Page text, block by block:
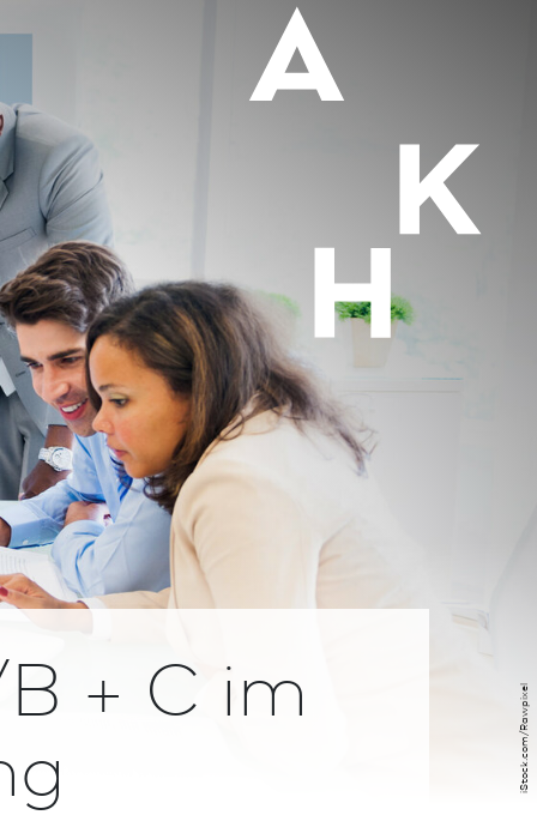
iStock.com/Rawpixel
+ C im